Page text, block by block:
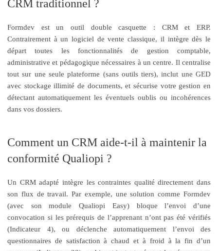
CRM traditionnel ?
Formdev est un outil double casquette : CRM et ERP.
Contrairement à un logiciel de vente classique, il intègre dès le
départ toutes les fonctionnalités de gestion comptable,
administrative et pédagogique nécessaires à un centre. Il centralise
tout sur une seule plateforme (sans outils tiers), inclut une GED
avec stockage illimité de documents, et sécurise votre gestion en
détectant automatiquement les éventuels oublis ou incohérences
dans vos dossiers.
Comment un CRM aide-t-il à maintenir la
conformité Qualiopi ?
Un CRM adapté intègre les contraintes qualité directement dans
son flux de travail. Par exemple, une solution comme Formdev
(avec son module Qualiopi Easy) bloque l’envoi d’une
convocation si les prérequis de l’apprenant n’ont pas été vérifiés
(Indicateur 4), ou déclenche automatiquement l’envoi des
questionnaires de satisfaction à chaud et à froid à la fin d’un